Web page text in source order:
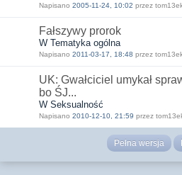
Napisano 2005-11-24, 10:02 przez
Fałszywy prorok
W Tematyka ogólna
Napisano 2011-03-17, 18:48 przez
UK: Gwałciciel umykał
bo ŚJ...
W Seksualność
Napisano 2010-12-10, 21:59 przez
Pełna wersja